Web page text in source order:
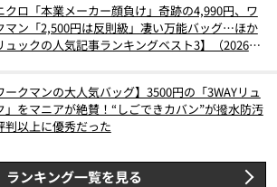
クロ「本業メーカー顔負け」奇跡の4,990円、ワ
マン「2,500円は反則級」凄い万能バッグ…ほか
ュックの人気記事ランキングベスト3】（2026年
ークマンの大人気バッグ】3500円の「3WAYリュ
」をマニアが絶賛！“しごできカバン”が撥水防汚
判以上に優秀だった
ランキング一覧を見る